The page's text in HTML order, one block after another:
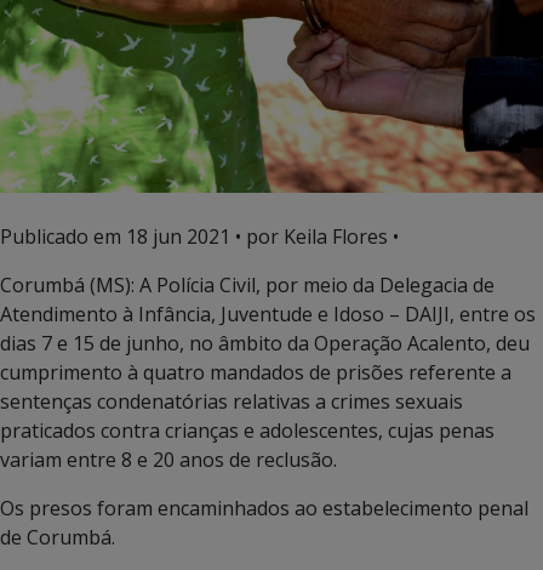
Publicado em 18 jun 2021 • por Keila Flores •
Corumbá (MS): A Polícia Civil, por meio da Delegacia de
Atendimento à Infância, Juventude e Idoso – DAIJI, entre os
dias 7 e 15 de junho, no âmbito da Operação Acalento, deu
cumprimento à quatro mandados de prisões referente a
sentenças condenatórias relativas a crimes sexuais
praticados contra crianças e adolescentes, cujas penas
variam entre 8 e 20 anos de reclusão.
Os presos foram encaminhados ao estabelecimento penal
de Corumbá.